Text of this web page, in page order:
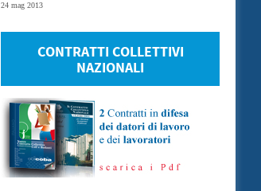
24 mag 2013
CONTRATTI COLLETTIVI
NAZIONALI